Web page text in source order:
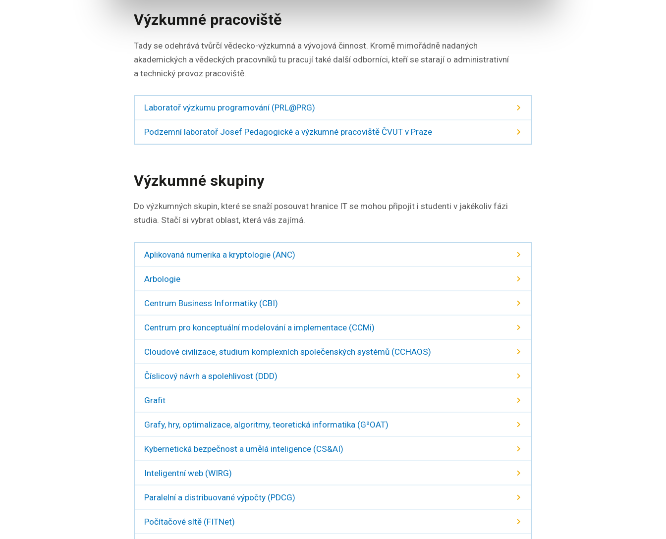
Výzkumné pracoviště
Tady se odehrává tvůrčí vědecko-výzkumná a vývojová činnost. Kromě mimořádně nadaných
akademických a vědeckých pracovníků tu pracují také další odborníci, kteří se starají o administrativní
a technický provoz pracoviště.
Laboratoř výzkumu programování (PRL@PRG)
Podzemní laboratoř Josef Pedagogické a výzkumné pracoviště ČVUT v Praze
Výzkumné skupiny
Do výzkumných skupin, které se snaží posouvat hranice IT se mohou připojit i studenti v jakékoliv fázi
studia. Stačí si vybrat oblast, která vás zajímá.
Aplikovaná numerika a kryptologie (ANC)
Arbologie
Centrum Business Informatiky (CBI)
Centrum pro konceptuální modelování a implementace (CCMi)
Cloudové civilizace, studium komplexních společenských systémů (CCHAOS)
Číslicový návrh a spolehlivost (DDD)
Grafit
Grafy, hry, optimalizace, algoritmy, teoretická informatika (G²OAT)
Kybernetická bezpečnost a umělá inteligence (CS&AI)
Inteligentní web (WIRG)
Paralelní a distribuované výpočty (PDCG)
Počítačové sítě (FITNet)